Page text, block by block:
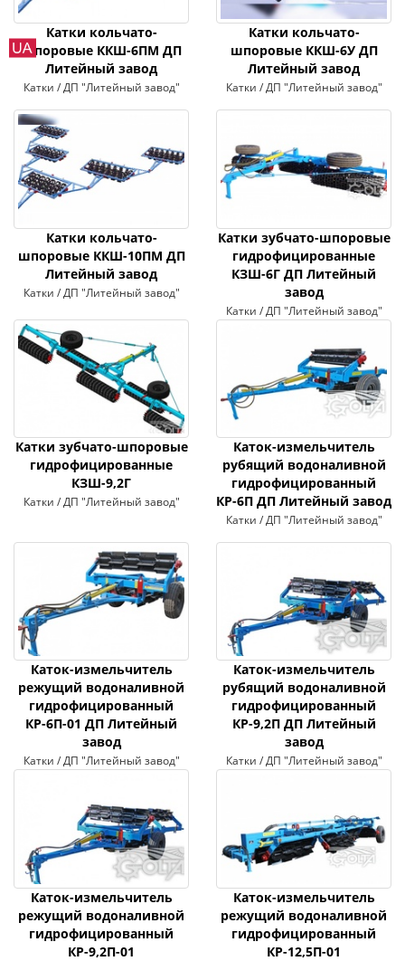
Катки кольчато-
шпоровые ККШ-6ПМ ДП
Литейный завод
Катки / ДП "Литейный завод"
Катки кольчато-
шпоровые ККШ-6У ДП
Литейный завод
Катки / ДП "Литейный завод"
Катки кольчато-
шпоровые ККШ-10ПМ ДП
Литейный завод
Катки / ДП "Литейный завод"
Катки зубчато-шпоровые
гидрофицированные
КЗШ-6Г ДП Литейный
завод
Катки / ДП "Литейный завод"
Катки зубчато-шпоровые
гидрофицированные
КЗШ-9,2Г
Катки / ДП "Литейный завод"
Каток-измельчитель
рубящий водоналивной
гидрофицированный
КР-6П ДП Литейный завод
Катки / ДП "Литейный завод"
Каток-измельчитель
режущий водоналивной
гидрофицированный
КР-6П-01 ДП Литейный
завод
Катки / ДП "Литейный завод"
Каток-измельчитель
рубящий водоналивной
гидрофицированный
КР-9,2П ДП Литейный
завод
Катки / ДП "Литейный завод"
Каток-измельчитель
режущий водоналивной
гидрофицированный
КР-9,2П-01
Каток-измельчитель
режущий водоналивной
гидрофицированный
КР-12,5П-01